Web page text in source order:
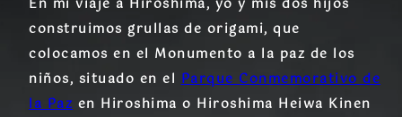
En mi viaje a Hiroshima, yo y mis dos hijos
construimos grullas de origami, que
colocamos en el Monumento a la paz de los
niños, situado en elParque Conmemorativo de
la Paz en Hiroshima o Hiroshima Heiwa Kinen